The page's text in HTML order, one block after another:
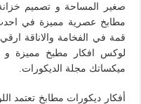
صغير المساحة و تصميم
مطابخ عصرية مميزة في
قمة في الفخامة والاناقة
لوكس افكار مطبخ مميزة و
ميكساتك مجلة الديكورات.